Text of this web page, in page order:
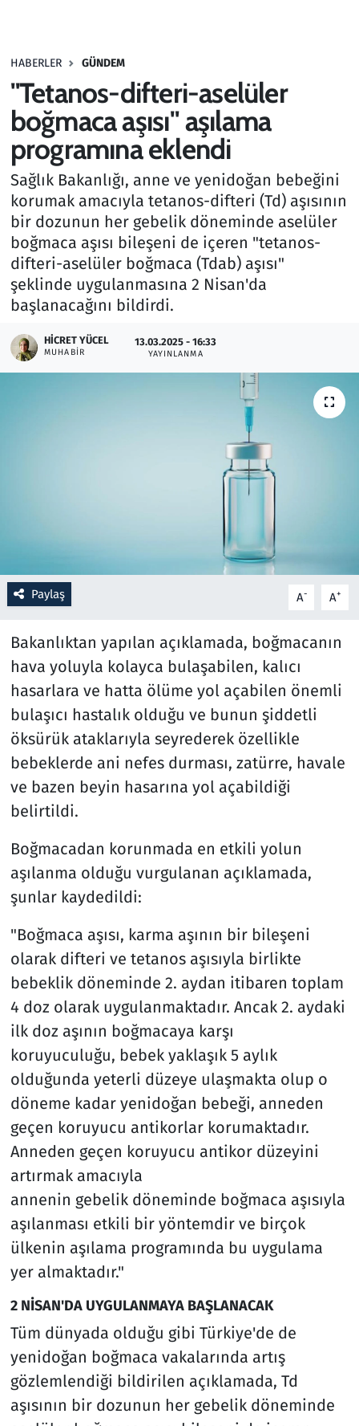
HABERLER GÜNDEM
"Tetanos-difteri-aselüler
boğmaca aşısı" aşılama
programına eklendi
Sağlık Bakanlığı, anne ve yenidoğan bebeğini
korumak amacıyla tetanos-difteri (Td) aşısının
bir dozunun her gebelik döneminde aselüler
boğmaca aşısı bileşeni de içeren "tetanos-
difteri-aselüler boğmaca (Tdab) aşısı"
şeklinde uygulanmasına 2 Nisan'da
başlanacağını bildirdi.
HICRET YÜCEL
MUHABIR
13.03.2025 - 16:33
YAYINLANMA
Paylaş A- A+
Bakanlıktan yapılan açıklamada, boğmacanın
hava yoluyla kolayca bulaşabilen, kalıcı
hasarlara ve hatta ölüme yol açabilen önemli
bulaşıcı hastalık olduğu ve bunun şiddetli
öksürük ataklarıyla seyrederek özellikle
bebeklerde ani nefes durması, zatürre, havale
ve bazen beyin hasarına yol açabildiği
belirtildi.
Boğmacadan korunmada en etkili yolun
aşılanma olduğu vurgulanan açıklamada,
şunlar kaydedildi:
"Boğmaca aşısı, karma aşının bir bileşeni
olarak difteri ve tetanos aşısıyla birlikte
bebeklik döneminde 2. aydan itibaren toplam
4 doz olarak uygulanmaktadır. Ancak 2. aydaki
ilk doz aşının boğmacaya karşı
koruyuculuğu, bebek yaklaşık 5 aylık
olduğunda yeterli düzeye ulaşmakta olup o
döneme kadar yenidoğan bebeği, anneden
geçen koruyucu antikorlar korumaktadır.
Anneden geçen koruyucu antikor düzeyini
artırmak amacıyla
annenin gebelik döneminde boğmaca aşısıyla
aşılanması etkili bir yöntemdir ve birçok
ülkenin aşılama programında bu uygulama
yer almaktadır."
2 NİSAN'DA UYGULANMAYA BAŞLANACAK
Tüm dünyada olduğu gibi Türkiye'de de
yenidoğan boğmaca vakalarında artış
gözlemlendiği bildirilen açıklamada, Td
aşısının bir dozunun her gebelik döneminde
Haber
Kültür Sanat
Kurumsal Haberler
Lezzet Durağı
Memur ve Kamu
Otomobil
Oyun
Ramazan
Spor
Teknoloji ve Bilim
Televizyon